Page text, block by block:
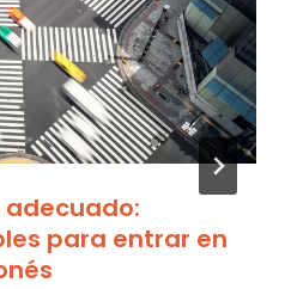
adecuado:
para entrar en